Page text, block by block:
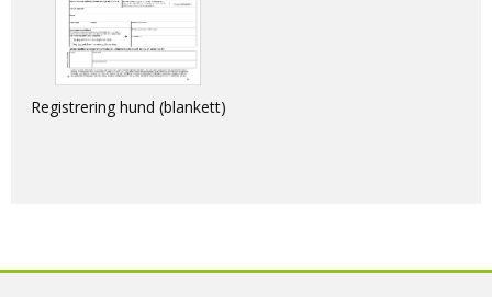
Registrering hund (blankett)